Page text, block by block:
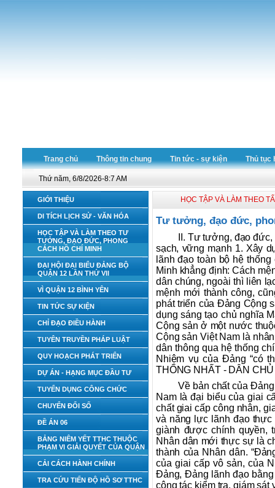
Trang chủ Thông tin chung Tin tức - sự kiện Thủ tục
Thứ năm, 6/8/2026-8:7 AM
GIỚI THIỆU
DI TÍCH LỊCH SỬ - VĂN HÓA
HỌC TẬP VÀ LÀM THEO TƯ
TƯỞNG, ĐẠO ĐỨC, PHONG
CÁCH HỒ CHÍ MINH
ĐẠI HỘI ĐẠI BIỂU ĐẢNG BỘ
QUẬN 12 LẦN THỨ VII
VÌ QUẬN 12 BÌNH YÊN
TIN TỨC SỰ KIỆN
CHỈ ĐẠO ĐIỀU HÀNH
TUYÊN TRUYỀN PHÁP LUẬT
QUY HOẠCH PHÁT TRIỂN
DỰ ÁN - HẠNG MỤC ĐẦU TƯ
TUYỂN DỤNG CÔNG CHỨC
CHUYỂN ĐỔI SỐ
ĐỀ ÁN 06
BẢNG NIÊM YẾT TTHC THUỘC
PHẠM VI GIẢI QUYẾT CỦA QUẬN
CẢI CÁCH HÀNH CHÍNH
TRA CỨU TIẾN ĐỘ HỒ SƠ TTHC
HỌC TẬP VÀ LÀM THEO
Tư tưởng, đạo đức,
II. Tư tưởng, đạo
sạch, vững mạnh 1. Xây
lãnh đạo toàn bộ hệ
Minh khẳng định: Cách
dân chúng, ngoài thì liên
mệnh mới thành công,
phát triển của Đảng Cộng
dụng sáng tạo chủ nghĩa
Cộng sản ở một nước
Cộng sản Việt Nam là
dân thông qua hệ thống
Nhiệm vụ của Đảng “có
THỐNG NHẤT - DÂN
Về bản chất của
Nam là đại biểu của giai
chất giai cấp công nhân,
và năng lực lãnh đạo
giành được chính quyền,
Nhân dân mới thực sự là
thành của Nhân dân.
của giai cấp vô sản, của
Đảng, Đảng lãnh đạo
công tác kiểm tra, giám